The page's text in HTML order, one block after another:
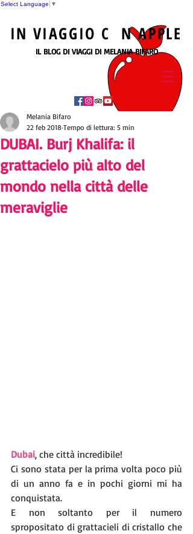
Select Language ▼
IN VIAGGIO C NAPPLE
IL BLOG DI VIAGGI DI MELANIA BIFARO
DUBAI. Burj Khalifa: il
grattacielo più alto del
mondo nella città delle
meraviglie
Melania Bifaro
22 feb 2018 Tempo di lettura: 5 min
Dubai, che città incredibile!
Ci sono stata per la prima volta poco più
di un anno fa e in pochi giorni mi ha
conquistata.
E non soltanto per il numero
spropositato di grattacieli di cristallo che